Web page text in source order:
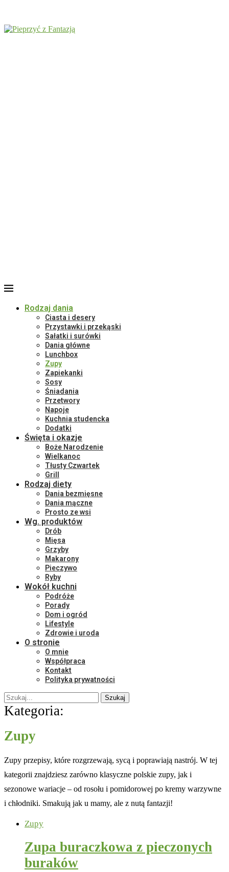
Rodzaj dania
Ciasta i desery
Przystawki i przekąski
Sałatki i surówki
Dania główne
Lunchbox
Zupy
Zapiekanki
Sosy
Śniadania
Przetwory
Napoje
Kuchnia studencka
Dodatki
Święta i okazje
Boże Narodzenie
Wielkanoc
Tłusty Czwartek
Grill
Rodzaj diety
Dania bezmięsne
Dania mączne
Prosto ze wsi
Wg. produktów
Drób
Mięsa
Grzyby
Makarony
Pieczywo
Ryby
Wokół kuchni
Podróże
Porady
Dom i ogród
Lifestyle
Zdrowie i uroda
O stronie
O mnie
Współpraca
Kontakt
Polityka prywatności
Szukaj
Kategoria:
Zupy
Zupy przepisy, które rozgrzewają, sycą i poprawiają nastrój. W tej
kategorii znajdziesz zarówno klasyczne polskie zupy, jak i
sezonowe wariacje – od rosołu i pomidorowej po kremy warzywne
i chłodniki. Smakują jak u mamy, ale z nutą fantazji!
Zupy
Zupa buraczkowa z pieczonych
buraków